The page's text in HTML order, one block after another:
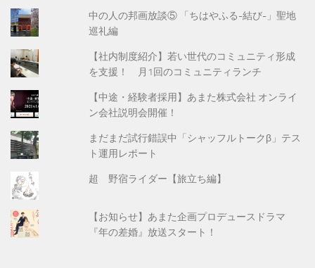
中の人の邦画放談⑤ 「ちはやふる-結び-」聖地
巡礼編
【社内制度紹介】若い世代のコミュニティ形成
を支援！ 月1回のコミュニティランチ
【中途・経験者採用】あまた株式会社 オンライ
ン会社説明会開催！
まだまだ試行錯誤中「シャッフルトークβ」テス
ト運用レポート
超 野宿ライダー【旅立ち編】
【お知らせ】あまた企画プロデュースドラマ
『年の差婚』放送スタート！